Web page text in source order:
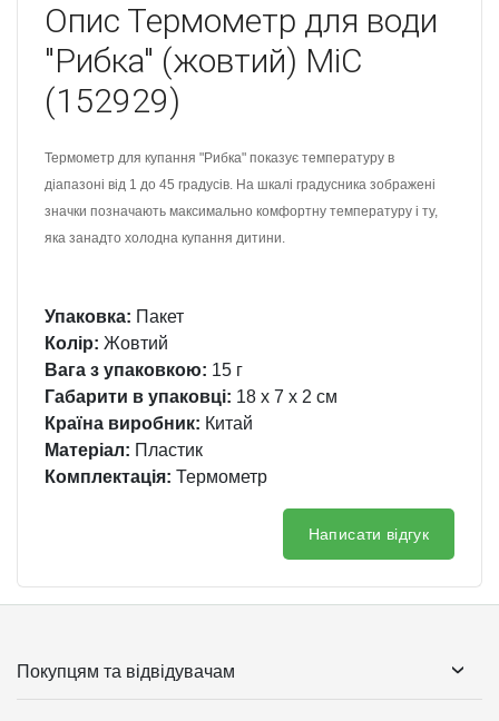
Опис Термометр для води
"Рибка" (жовтий) MiC
(152929)
Термометр для купання "Рибка" показує температуру в
діапазоні від 1 до 45 градусів. На шкалі градусника зображені
значки позначають максимально комфортну температуру і ту,
яка занадто холодна купання дитини.
Упаковка: Пакет
Колір: Жовтий
Вага з упаковкою: 15 г
Габарити в упаковці: 18 x 7 x 2 см
Країна виробник: Китай
Матеріал: Пластик
Комплектація: Термометр
Написати відгук
Покупцям та відвідувачам